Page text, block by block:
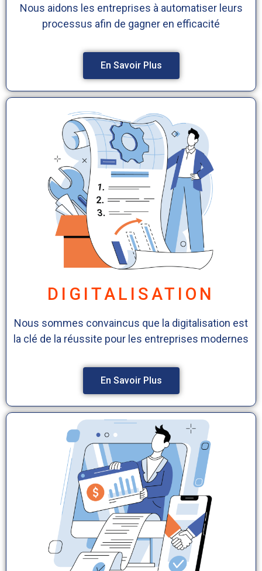
Nous aidons les entreprises à automatiser leurs
processus afin de gagner en efficacité
En Savoir Plus
DIGITALISATION
Nous sommes convaincus que la digitalisation est
la clé de la réussite pour les entreprises modernes
En Savoir Plus